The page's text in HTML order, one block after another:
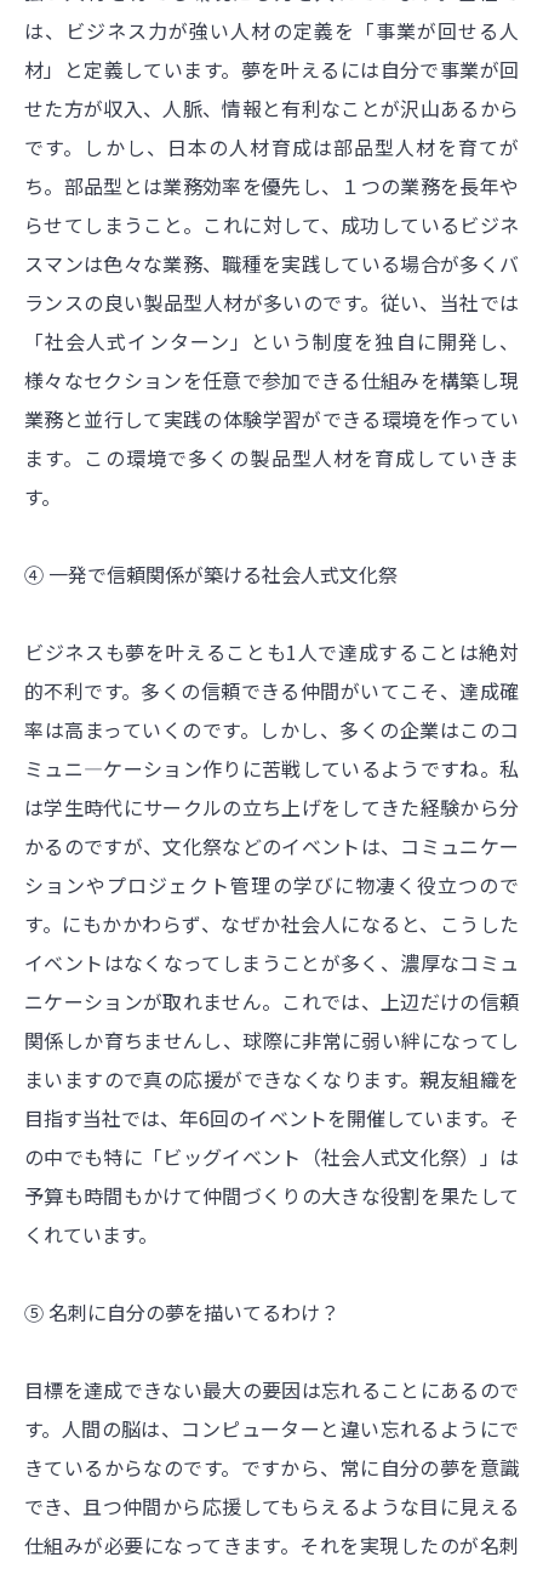
は、ビジネス力が強い人材の定義を「事業が回せる人
材」と定義しています。夢を叶えるには自分で事業が回
せた方が収入、人脈、情報と有利なことが沢山あるから
です。しかし、日本の人材育成は部品型人材を育てが
ち。部品型とは業務効率を優先し、１つの業務を長年や
らせてしまうこと。これに対して、成功しているビジネ
スマンは色々な業務、職種を実践している場合が多くバ
ランスの良い製品型人材が多いのです。従い、当社では
「社会人式インターン」という制度を独自に開発し、
様々なセクションを任意で参加できる仕組みを構築し現
業務と並行して実践の体験学習ができる環境を作ってい
ます。この環境で多くの製品型人材を育成していきま
す。
④ 一発で信頼関係が築ける社会人式文化祭
ビジネスも夢を叶えることも1人で達成することは絶対
的不利です。多くの信頼できる仲間がいてこそ、達成確
率は高まっていくのです。しかし、多くの企業はこのコ
ミュニ―ケーション作りに苦戦しているようですね。私
は学生時代にサークルの立ち上げをしてきた経験から分
かるのですが、文化祭などのイベントは、コミュニケー
ションやプロジェクト管理の学びに物凄く役立つので
す。にもかかわらず、なぜか社会人になると、こうした
イベントはなくなってしまうことが多く、濃厚なコミュ
ニケーションが取れません。これでは、上辺だけの信頼
関係しか育ちませんし、球際に非常に弱い絆になってし
まいますので真の応援ができなくなります。親友組織を
目指す当社では、年6回のイベントを開催しています。そ
の中でも特に「ビッグイベント（社会人式文化祭）」は
予算も時間もかけて仲間づくりの大きな役割を果たして
くれています。
⑤ 名刺に自分の夢を描いてるわけ？
目標を達成できない最大の要因は忘れることにあるので
す。人間の脳は、コンピューターと違い忘れるようにで
きているからなのです。ですから、常に自分の夢を意識
でき、且つ仲間から応援してもらえるような目に見える
仕組みが必要になってきます。それを実現したのが名刺